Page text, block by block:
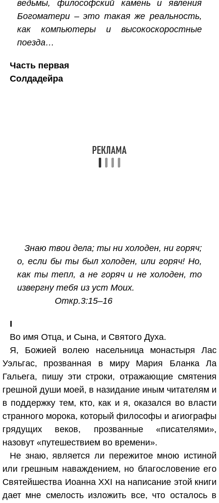
ведьмы, философский камень и явления
Богоматери – это такая же реальность,
как компьютеры и высокоскоростные
поезда…
Часть первая
Солдадейра
Знаю твои дела; ты ни холоден, ни горяч;
о, если бы ты был холоден, или горяч! Но,
как ты тепл, а не горяч и не холоден, то
извергну тебя из уст Моих.
Откр.3:15–16
I
Во имя Отца, и Сына, и Святого Духа.
Я, Божией волею насельница монастыря Лас
Уэльгас, прозванная в миру Мария Бланка Ла
Гальега, пишу эти строки, отражающие смятения
грешной души моей, в назидание иным читателям и
в поддержку тем, кто, как и я, оказался во власти
странного морока, который философы и агиографы
грядущих веков, прозванные «писателями»,
назовут «путешествием во времени».
Не знаю, является ли пережитое мною истиной
или грешным наваждением, но благословение его
Святейшества Иоанна XXI на написание этой книги
дает мне смелость изложить все, что осталось в